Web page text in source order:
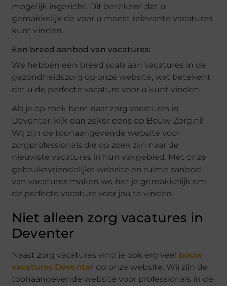
mogelijk ingericht. Dit betekent dat u
gemakkelijk de voor u meest relevante vacatures
kunt vinden.
Een breed aanbod van vacatures:
We hebben een breed scala aan vacatures in de
gezondheidszorg op onze website, wat betekent
dat u de perfecte vacature voor u kunt vinden
Als je op zoek bent naar zorg vacatures in
Deventer, kijk dan zeker eens op Bouw-Zorg.nl!
Wij zijn de toonaangevende website voor
zorgprofessionals die op zoek zijn naar de
nieuwste vacatures in hun vakgebied. Met onze
gebruiksvriendelijke website en ruime aanbod
van vacatures maken we het je gemakkelijk om
de perfecte vacature voor jou te vinden.
Niet alleen zorg vacatures in
Deventer
Naast zorg vacatures vind je ook erg veel
bouw
vacatures Deventer op onze website. Wij zijn de
toonaangevende website voor professionals in de